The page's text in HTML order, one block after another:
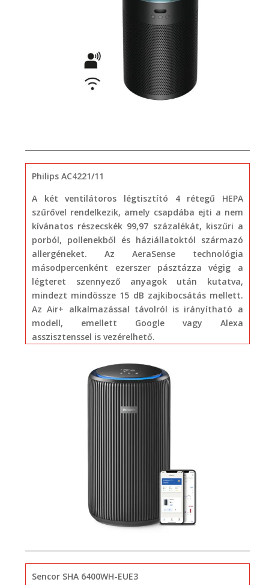
Philips AC4221/11
A két ventilátoros légtisztító 4 rétegű HEPA
szűrővel rendelkezik, amely csapdába ejti a nem
kívánatos részecskék 99,97 százalékát, kiszűri a
porból, pollenekből és háziállatoktól származó
allergéneket. Az AeraSense technológia
másodpercenként ezerszer pásztázza végig a
légteret szennyező anyagok után kutatva,
mindezt mindössze 15 dB zajkibocsátás mellett.
Az Air+ alkalmazással távolról is irányítható a
modell, emellett Google vagy Alexa
asszisztenssel is vezérelhető.
Sencor SHA 6400WH-EUE3